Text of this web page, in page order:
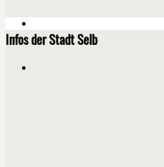
Infos der Stadt Selb